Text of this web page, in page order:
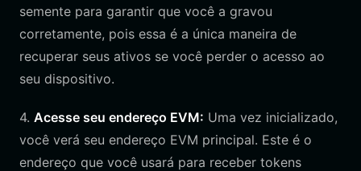
semente para garantir que você a gravou
corretamente, pois essa é a única maneira de
recuperar seus ativos se você perder o acesso ao
seu dispositivo.
4. Acesse seu endereço EVM: Uma vez inicializado,
você verá seu endereço EVM principal. Este é o
endereço que você usará para receber tokens